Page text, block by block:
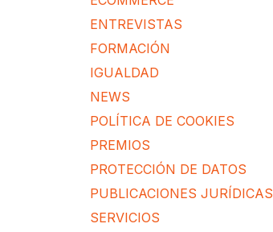
ENTREVISTAS
FORMACIÓN
IGUALDAD
NEWS
POLÍTICA DE COOKIES
PREMIOS
PROTECCIÓN DE DATOS
PUBLICACIONES JURÍDICAS
SERVICIOS